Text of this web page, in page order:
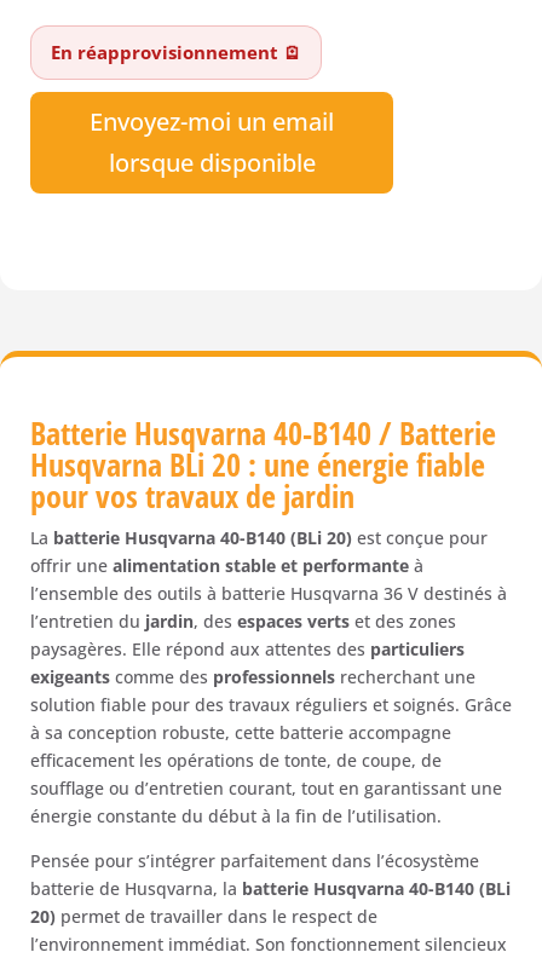
En réapprovisionnement 🪫
Envoyez-moi un email
lorsque disponible
Batterie Husqvarna 40-B140 / Batterie
Husqvarna BLi 20 : une énergie fiable
pour vos travaux de jardin
La batterie Husqvarna 40-B140 (BLi 20) est conçue pour
offrir une alimentation stable et performante à
l’ensemble des outils à batterie Husqvarna 36 V destinés à
l’entretien du jardin, des espaces verts et des zones
paysagères. Elle répond aux attentes des particuliers
exigeants comme des professionnels recherchant une
solution fiable pour des travaux réguliers et soignés. Grâce
à sa conception robuste, cette batterie accompagne
efficacement les opérations de tonte, de coupe, de
soufflage ou d’entretien courant, tout en garantissant une
énergie constante du début à la fin de l’utilisation.
Pensée pour s’intégrer parfaitement dans l’écosystème
batterie de Husqvarna, la batterie Husqvarna 40-B140 (BLi
20) permet de travailler dans le respect de
l’environnement immédiat. Son fonctionnement silencieux